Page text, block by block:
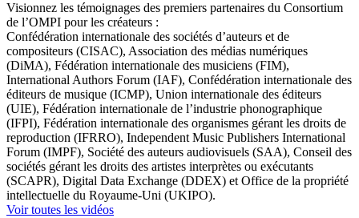
Visionnez les témoignages des premiers partenaires du Consortium
de l’OMPI pour les créateurs :
Confédération internationale des sociétés d’auteurs et de
compositeurs (CISAC), Association des médias numériques
(DiMA), Fédération internationale des musiciens (FIM),
International Authors Forum (IAF), Confédération internationale des
éditeurs de musique (ICMP), Union internationale des éditeurs
(UIE), Fédération internationale de l’industrie phonographique
(IFPI), Fédération internationale des organismes gérant les droits de
reproduction (IFRRO), Independent Music Publishers International
Forum (IMPF), Société des auteurs audiovisuels (SAA), Conseil des
sociétés gérant les droits des artistes interprètes ou exécutants
(SCAPR), Digital Data Exchange (DDEX) et Office de la propriété
intellectuelle du Royaume-Uni (UKIPO).
Voir toutes les vidéos